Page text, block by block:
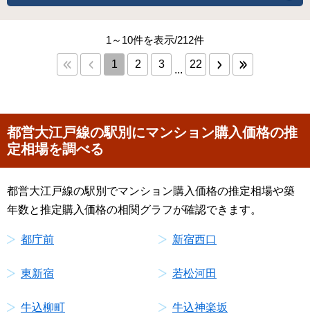
1～10件を表示/212件
1 2 3 ... 22
都営大江戸線の駅別にマンション購入価格の推
定相場を調べる
都営大江戸線の駅別でマンション購入価格の推定相場や築
年数と推定購入価格の相関グラフが確認できます。
都庁前 新宿西口
東新宿 若松河田
牛込柳町 牛込神楽坂